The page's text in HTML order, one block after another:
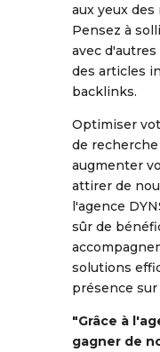
aux yeux
Pensez à
avec
des articles
backlinks.
Optimiser
de
augmenter
attirer de
l'agence
sûr de
solutions
présence sur
"Grâce à
gagner de